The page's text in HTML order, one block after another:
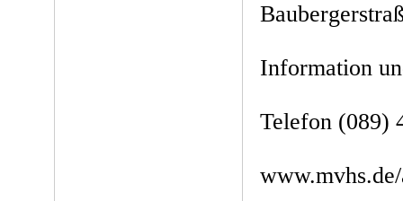
Information
Telefon (089)